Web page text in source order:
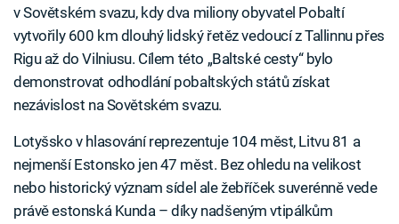
v Sovětském svazu, kdy dva miliony obyvatel Pobaltí
vytvořily 600 km dlouhý lidský řetěz vedoucí z Tallinnu přes
Rigu až do Vilniusu. Cílem této „Baltské cesty“ bylo
demonstrovat odhodlání pobaltských států získat
nezávislost na Sovětském svazu.
Lotyšsko v hlasování reprezentuje 104 měst, Litvu 81 a
nejmenší Estonsko jen 47 měst. Bez ohledu na velikost
nebo historický význam sídel ale žebříček suverénně vede
právě estonská Kunda – díky nadšeným vtipálkům